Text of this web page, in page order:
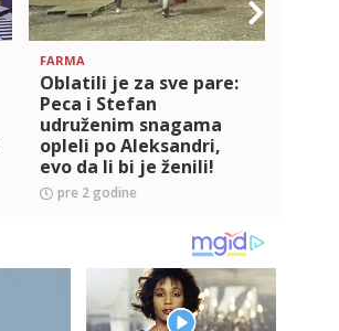
FARMA
Oblatili je za sve pare:
Peca i Stefan
udruženim snagama
opleli po Aleksandri,
evo da li bi je ženili!
(VIDEO)
pre 2 godine